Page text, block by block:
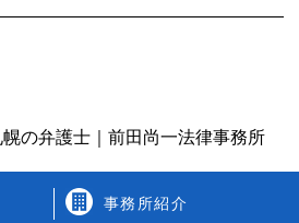
幌の弁護士｜前田尚一法律事務所
事務所紹介